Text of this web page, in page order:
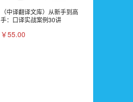
（中译翻译文库）从新手到高
手：口译实战案例30讲
￥55.00